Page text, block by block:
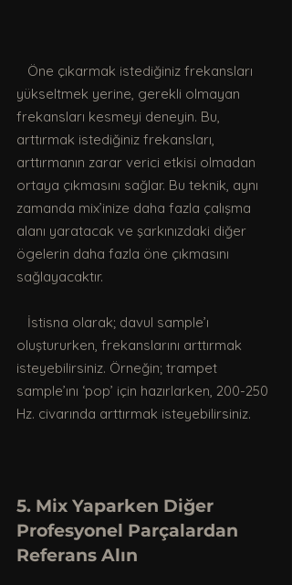
yükseltmek yerine, gerekli olmayan
frekansları kesmeyi deneyin. Bu,
arttırmak istediğiniz frekansları,
arttırmanın zarar verici etkisi olmadan
ortaya çıkmasını sağlar. Bu teknik, aynı
zamanda mix’inize daha fazla çalışma
alanı yaratacak ve şarkınızdaki diğer
ögelerin daha fazla öne çıkmasını
sağlayacaktır.
oluştururken, frekanslarını arttırmak
isteyebilirsiniz. Örneğin; trampet
sample’ını ‘pop’ için hazırlarken, 200-250
Hz. civarında arttırmak isteyebilirsiniz.
5. Mix Yaparken Diğer
Profesyonel Parçalardan
Referans Alın